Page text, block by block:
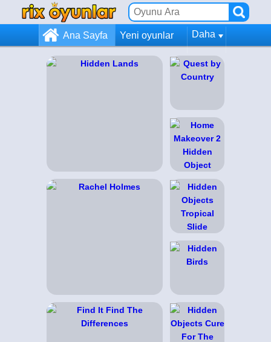
Ana Sayfa Yeni oyunlar Daha